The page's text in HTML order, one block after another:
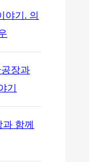
야기. 의
장과
기
함께